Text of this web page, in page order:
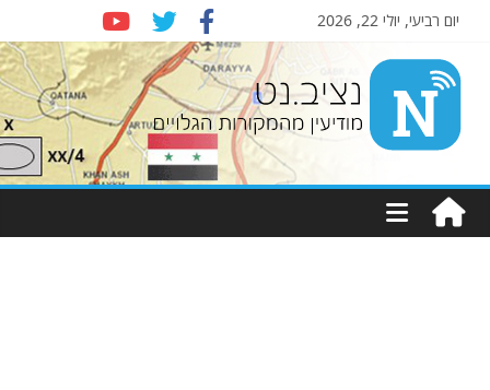
יום רביעי, יולי 22, 2026
Nziv.net
מודיעין
מהמקורות